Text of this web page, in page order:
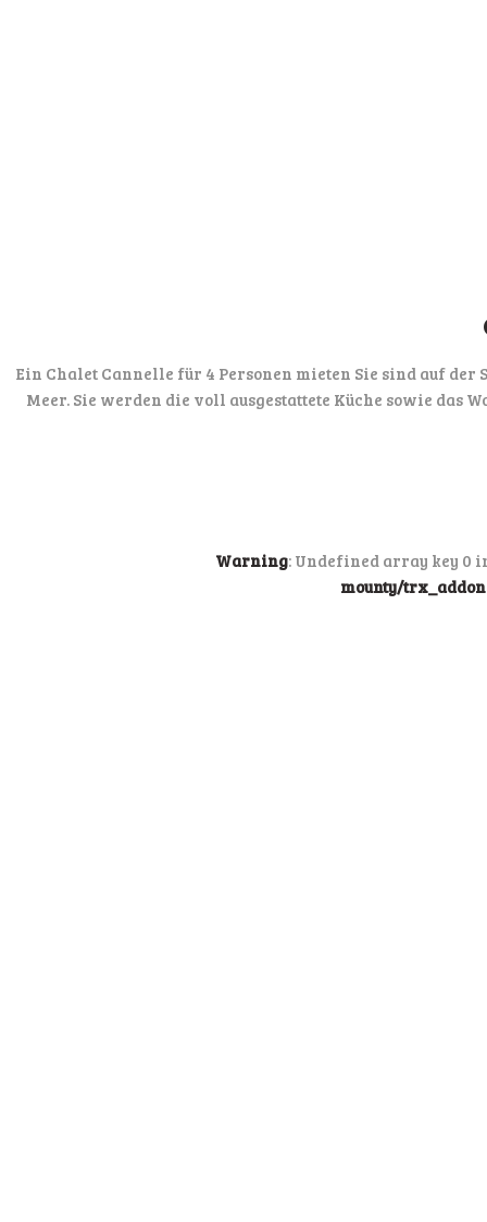
Ein Chalet Cannelle für 4 Personen mieten Sie sind auf
Meer. Sie werden die voll ausgestattete Küche sowie das
Warning: Undefined array key 0
mounty/